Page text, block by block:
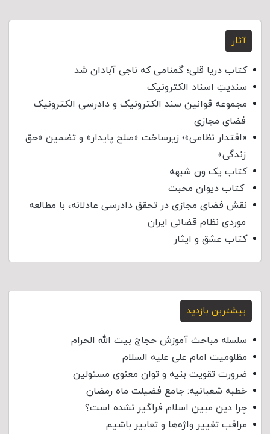
آثار
کتاب دریا قلی؛ گمنامی که ناجی آبادان شد
سندیتِ اسناد الکترونیک
مجموعه قوانین سند الکترونیک و دادرسی الکترونیک
فضای مجازی
«اقتدار نظامی»؛ زیرساخت «صلح پایدار» و تضمین «حق
زندگی»
کتاب یک ون شبهه
کتاب دیوان محبت
نقش فضای مجازی در تحقق دادرسی عادلانه، با مطالعه
موردی نظام قضائی ایران
کتاب عشق و ایثار
بیشترین بازدید
سلسله مباحث آموزش حجاج بیت الله الحرام
مظلومیت امام علی علیه السلام
ضرورت تقویت بنیه و توان معنوی مسئولین
خطبه شعبانیه: جامع فضیلت ماه رمضان
چرا دین مبین اسلام فراگیر نشده است؟
مراقب تغییر واژه‌ها و تعابیر باشیم